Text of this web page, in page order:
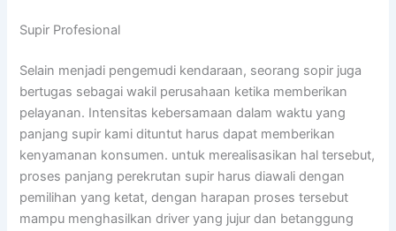
Supir Profesional
Selain menjadi pengemudi kendaraan, seorang sopir juga
bertugas sebagai wakil perusahaan ketika memberikan
pelayanan. Intensitas kebersamaan dalam waktu yang
panjang supir kami dituntut harus dapat memberikan
kenyamanan konsumen. untuk merealisasikan hal tersebut,
proses panjang perekrutan supir harus diawali dengan
pemilihan yang ketat, dengan harapan proses tersebut
mampu menghasilkan driver yang jujur dan betanggung